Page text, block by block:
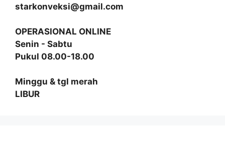
starkonveksi@gmail.com
OPERASIONAL ONLINE
Senin - Sabtu
Pukul 08.00-18.00
Minggu & tgl merah
LIBUR